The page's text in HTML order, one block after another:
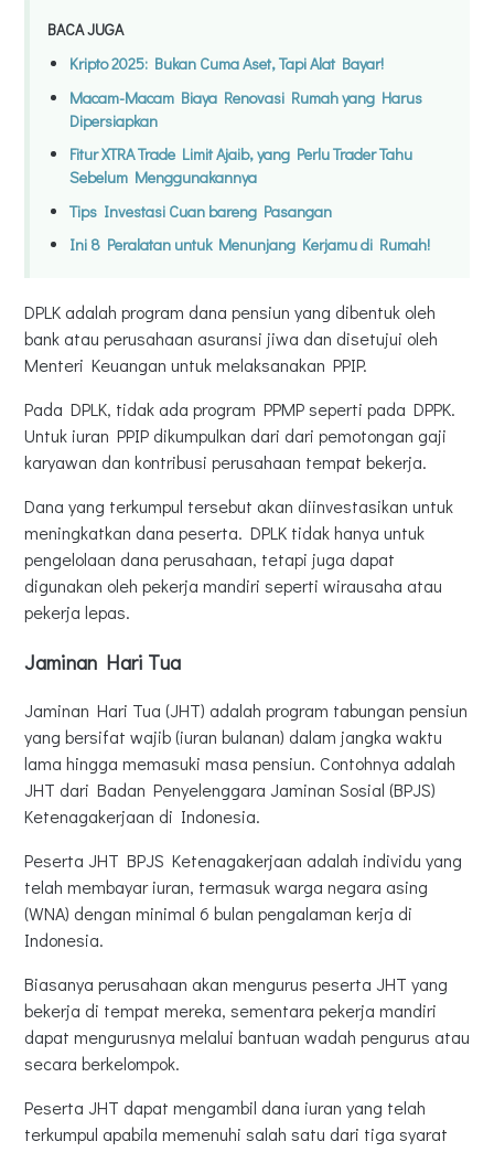
BACA JUGA
Kripto 2025: Bukan Cuma Aset, Tapi Alat Bayar!
Macam-Macam Biaya Renovasi Rumah yang Harus
Dipersiapkan
Fitur XTRA Trade Limit Ajaib, yang Perlu Trader Tahu
Sebelum Menggunakannya
Tips Investasi Cuan bareng Pasangan
Ini 8 Peralatan untuk Menunjang Kerjamu di Rumah!
DPLK adalah program dana pensiun yang dibentuk oleh
bank atau perusahaan asuransi jiwa dan disetujui oleh
Menteri Keuangan untuk melaksanakan PPIP.
Pada DPLK, tidak ada program PPMP seperti pada DPPK.
Untuk iuran PPIP dikumpulkan dari dari pemotongan gaji
karyawan dan kontribusi perusahaan tempat bekerja.
Dana yang terkumpul tersebut akan diinvestasikan untuk
meningkatkan dana peserta. DPLK tidak hanya untuk
pengelolaan dana perusahaan, tetapi juga dapat
digunakan oleh pekerja mandiri seperti wirausaha atau
pekerja lepas.
Jaminan Hari Tua
Jaminan Hari Tua (JHT) adalah program tabungan pensiun
yang bersifat wajib (iuran bulanan) dalam jangka waktu
lama hingga memasuki masa pensiun. Contohnya adalah
JHT dari Badan Penyelenggara Jaminan Sosial (BPJS)
Ketenagakerjaan di Indonesia.
Peserta JHT BPJS Ketenagakerjaan adalah individu yang
telah membayar iuran, termasuk warga negara asing
(WNA) dengan minimal 6 bulan pengalaman kerja di
Indonesia.
Biasanya perusahaan akan mengurus peserta JHT yang
bekerja di tempat mereka, sementara pekerja mandiri
dapat mengurusnya melalui bantuan wadah pengurus atau
secara berkelompok.
Peserta JHT dapat mengambil dana iuran yang telah
terkumpul apabila memenuhi salah satu dari tiga syarat